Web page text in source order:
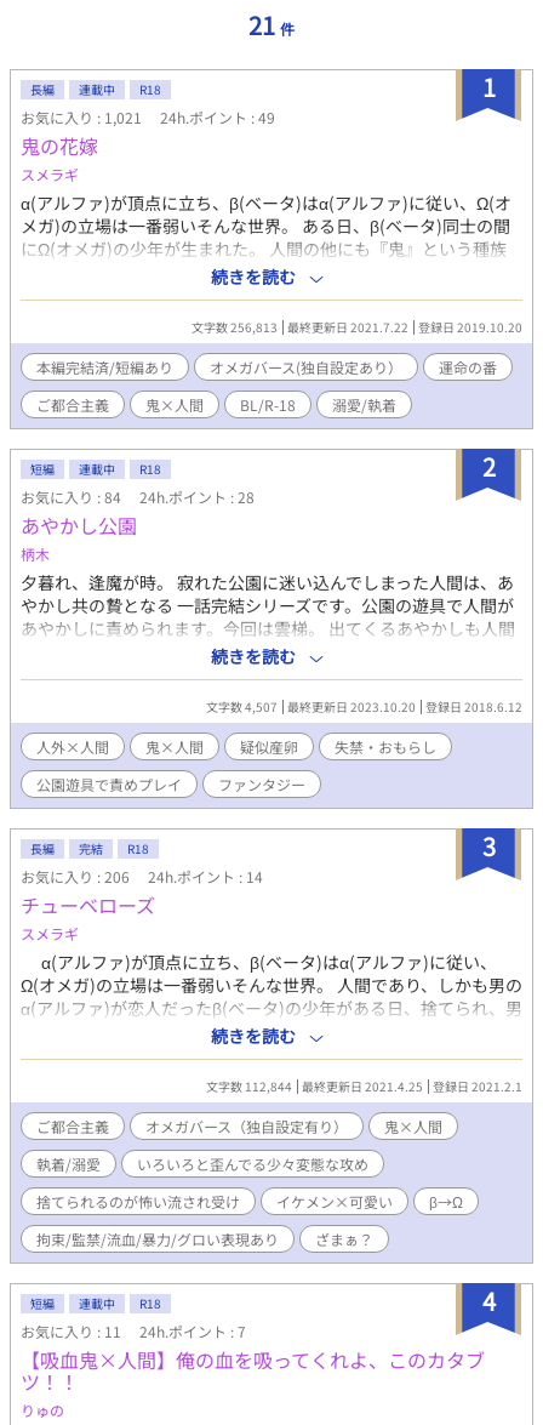
21 件
1
長編 連載中 R18
お気に入り : 1,021 24h.ポイント : 49
鬼の花嫁
スメラギ
α(アルファ)が頂点に立ち、β(ベータ)はα(アルファ)に従い、Ω(オ
メガ)の立場は一番弱いそんな世界。 ある日、β(ベータ)同士の間
にΩ(オメガ)の少年が生まれた。 人間の他にも『鬼』という種族
が存在しておりー・・・ 鬼×人間のBL小説。一部暴力的描写あ
り。ご都合主義なオメガバース(ほぼ独自設定)。最後はハッピー
続きを読む
文字数 256,813 最終更新日 2021.7.22 登録日 2019.10.20
本編完結済/短編あり オメガバース(独自設定あり）
運命の番
ご都合主義
鬼×人間 BL/R-18 溺愛/執着
2
短編 連載中 R18
お気に入り : 84 24h.ポイント : 28
あやかし公園
柄木
夕暮れ、逢魔が時。 寂れた公園に迷い込んでしまった人間は、あ
やかし共の贄となる 一話完結シリーズです。公園の遊具で人間が
あやかしに責められます。今回は雲梯。 出てくるあやかしも人間
もまちまちです。 あやかし×人間が基本。家畜系メス男子も基
本。それが芸風です。 ※疑似産卵、失禁があるので注意※ pixivの
方にも載せてます。あちらは少し加筆してあります
続きを読む
文字数 4,507 最終更新日 2023.10.20 登録日 2018.6.12
人外×人間 鬼×人間 疑似産卵
失禁・おもらし
公園遊具で責めプレイ
ファンタジー
3
長編 完結 R18
お気に入り : 206 24h.ポイント : 14
チューベローズ
スメラギ
α(アルファ)が頂点に立ち、β(ベータ)はα(アルファ)に従い、
Ω(オメガ)の立場は一番弱いそんな世界。 人間であり、しかも男の
α(アルファ)が恋人だったβ(ベータ)の少年がある日、捨てられ、男
のα（アルファ）と再会する… その再会が少年の運命を大きく変
える事となるのだが… しかも、この世界には人間の他にも『鬼』
という種族が存在しておりー・・・ 鬼×人間のBL小説。一部暴力
的描写あり。ご都合主義なオメガバース(ほぼ独自設定)。前作
『鬼の花嫁』の２人の間に生まれた息子の物語。 ＊
続きを読む
文字数 112,844 最終更新日 2021.4.25 登録日 2021.2.1
ご都合主義 オメガバース（独自設定有り）
鬼×人間
執着/溺愛
いろいろと歪んでる少々変態な攻め
捨てられるのが怖い流され受け
イケメン×可愛い
β→Ω
拘束/監禁/流血/暴力/グロい表現あり
ざまぁ？
4
短編 連載中 R18
お気に入り : 11 24h.ポイント : 7
【吸血鬼×人間】俺の血を吸ってくれよ、このカタブ
ツ！！
りゅの